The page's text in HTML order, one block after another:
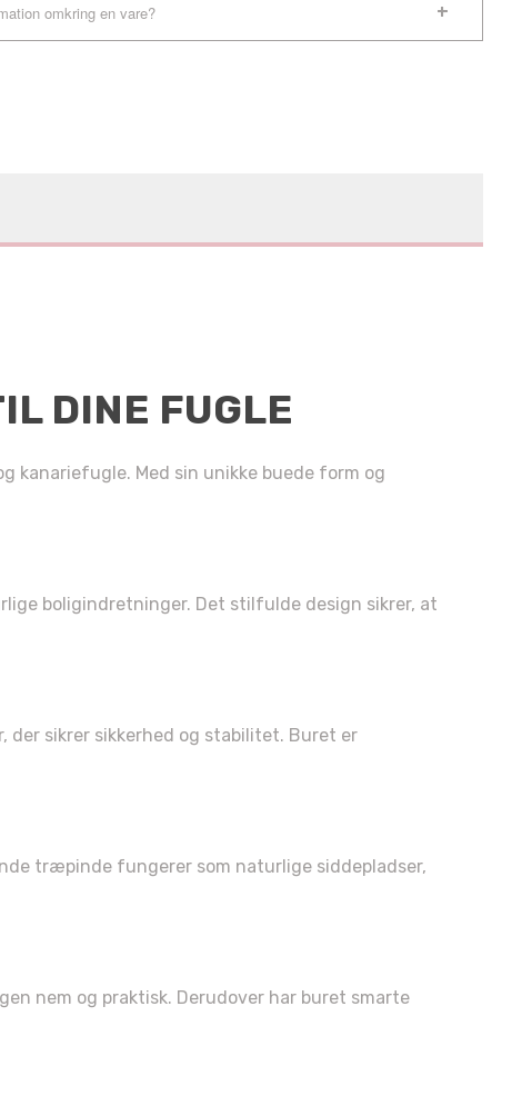
omkring en vare?
DINE FUGLE
kanariefugle. Med sin unikke buede form og
boligindretninger. Det stilfulde design sikrer, at
sikrer sikkerhed og stabilitet. Buret er
træpinde fungerer som naturlige siddepladser,
nem og praktisk. Derudover har buret smarte